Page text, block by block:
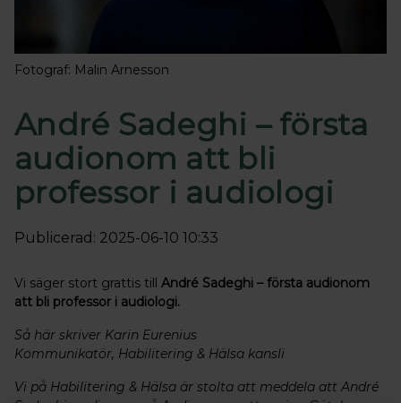
Fotograf: Malin Arnesson
André Sadeghi – första
audionom att bli
professor i audiologi
Publicerad: 2025-06-10 10:33
Vi säger stort grattis till André Sadeghi – första audionom
att bli professor i audiologi.
Så här skriver Karin Eurenius
Kommunikatör, Habilitering & Hälsa kansli
Vi på Habilitering & Hälsa är stolta att meddela att André